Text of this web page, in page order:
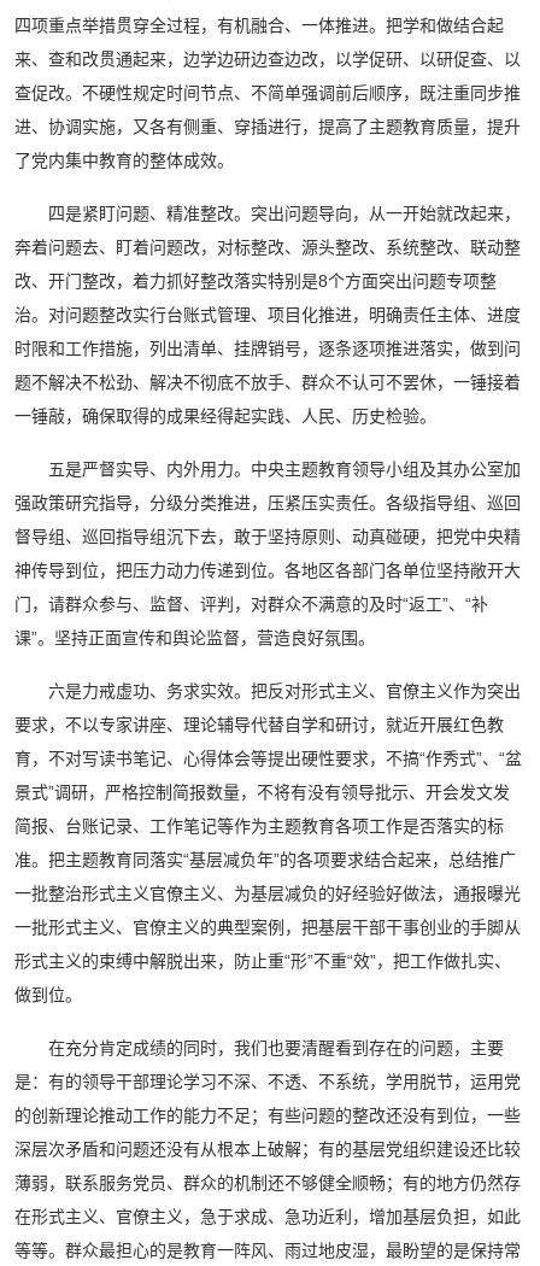
四项重点举措贯穿全过程，有机融合、一体推进。把学和做结合起
来、查和改贯通起来，边学边研边查边改，以学促研、以研促查、以
查促改。不硬性规定时间节点、不简单强调前后顺序，既注重同步推
进、协调实施，又各有侧重、穿插进行，提高了主题教育质量，提升
了党内集中教育的整体成效。
四是紧盯问题、精准整改。突出问题导向，从一开始就改起来，
奔着问题去、盯着问题改，对标整改、源头整改、系统整改、联动整
改、开门整改，着力抓好整改落实特别是8个方面突出问题专项整
治。对问题整改实行台账式管理、项目化推进，明确责任主体、进度
时限和工作措施，列出清单、挂牌销号，逐条逐项推进落实，做到问
题不解决不松劲、解决不彻底不放手、群众不认可不罢休，一锤接着
一锤敲，确保取得的成果经得起实践、人民、历史检验。
五是严督实导、内外用力。中央主题教育领导小组及其办公室加
强政策研究指导，分级分类推进，压紧压实责任。各级指导组、巡回
督导组、巡回指导组沉下去，敢于坚持原则、动真碰硬，把党中央精
神传导到位，把压力动力传递到位。各地区各部门各单位坚持敞开大
门，请群众参与、监督、评判，对群众不满意的及时“返工”、“补
课”。坚持正面宣传和舆论监督，营造良好氛围。
六是力戒虚功、务求实效。把反对形式主义、官僚主义作为突出
要求，不以专家讲座、理论辅导代替自学和研讨，就近开展红色教
育，不对写读书笔记、心得体会等提出硬性要求，不搞“作秀式”、“盆
景式”调研，严格控制简报数量，不将有没有领导批示、开会发文发
简报、台账记录、工作笔记等作为主题教育各项工作是否落实的标
准。把主题教育同落实“基层减负年”的各项要求结合起来，总结推广
一批整治形式主义官僚主义、为基层减负的好经验好做法，通报曝光
一批形式主义、官僚主义的典型案例，把基层干部干事创业的手脚从
形式主义的束缚中解脱出来，防止重“形”不重“效”，把工作做扎实、
做到位。
在充分肯定成绩的同时，我们也要清醒看到存在的问题，主要
是：有的领导干部理论学习不深、不透、不系统，学用脱节，运用党
的创新理论推动工作的能力不足；有些问题的整改还没有到位，一些
深层次矛盾和问题还没有从根本上破解；有的基层党组织建设还比较
薄弱，联系服务党员、群众的机制还不够健全顺畅；有的地方仍然存
在形式主义、官僚主义，急于求成、急功近利，增加基层负担，如此
等等。群众最担心的是教育一阵风、雨过地皮湿，最盼望的是保持常